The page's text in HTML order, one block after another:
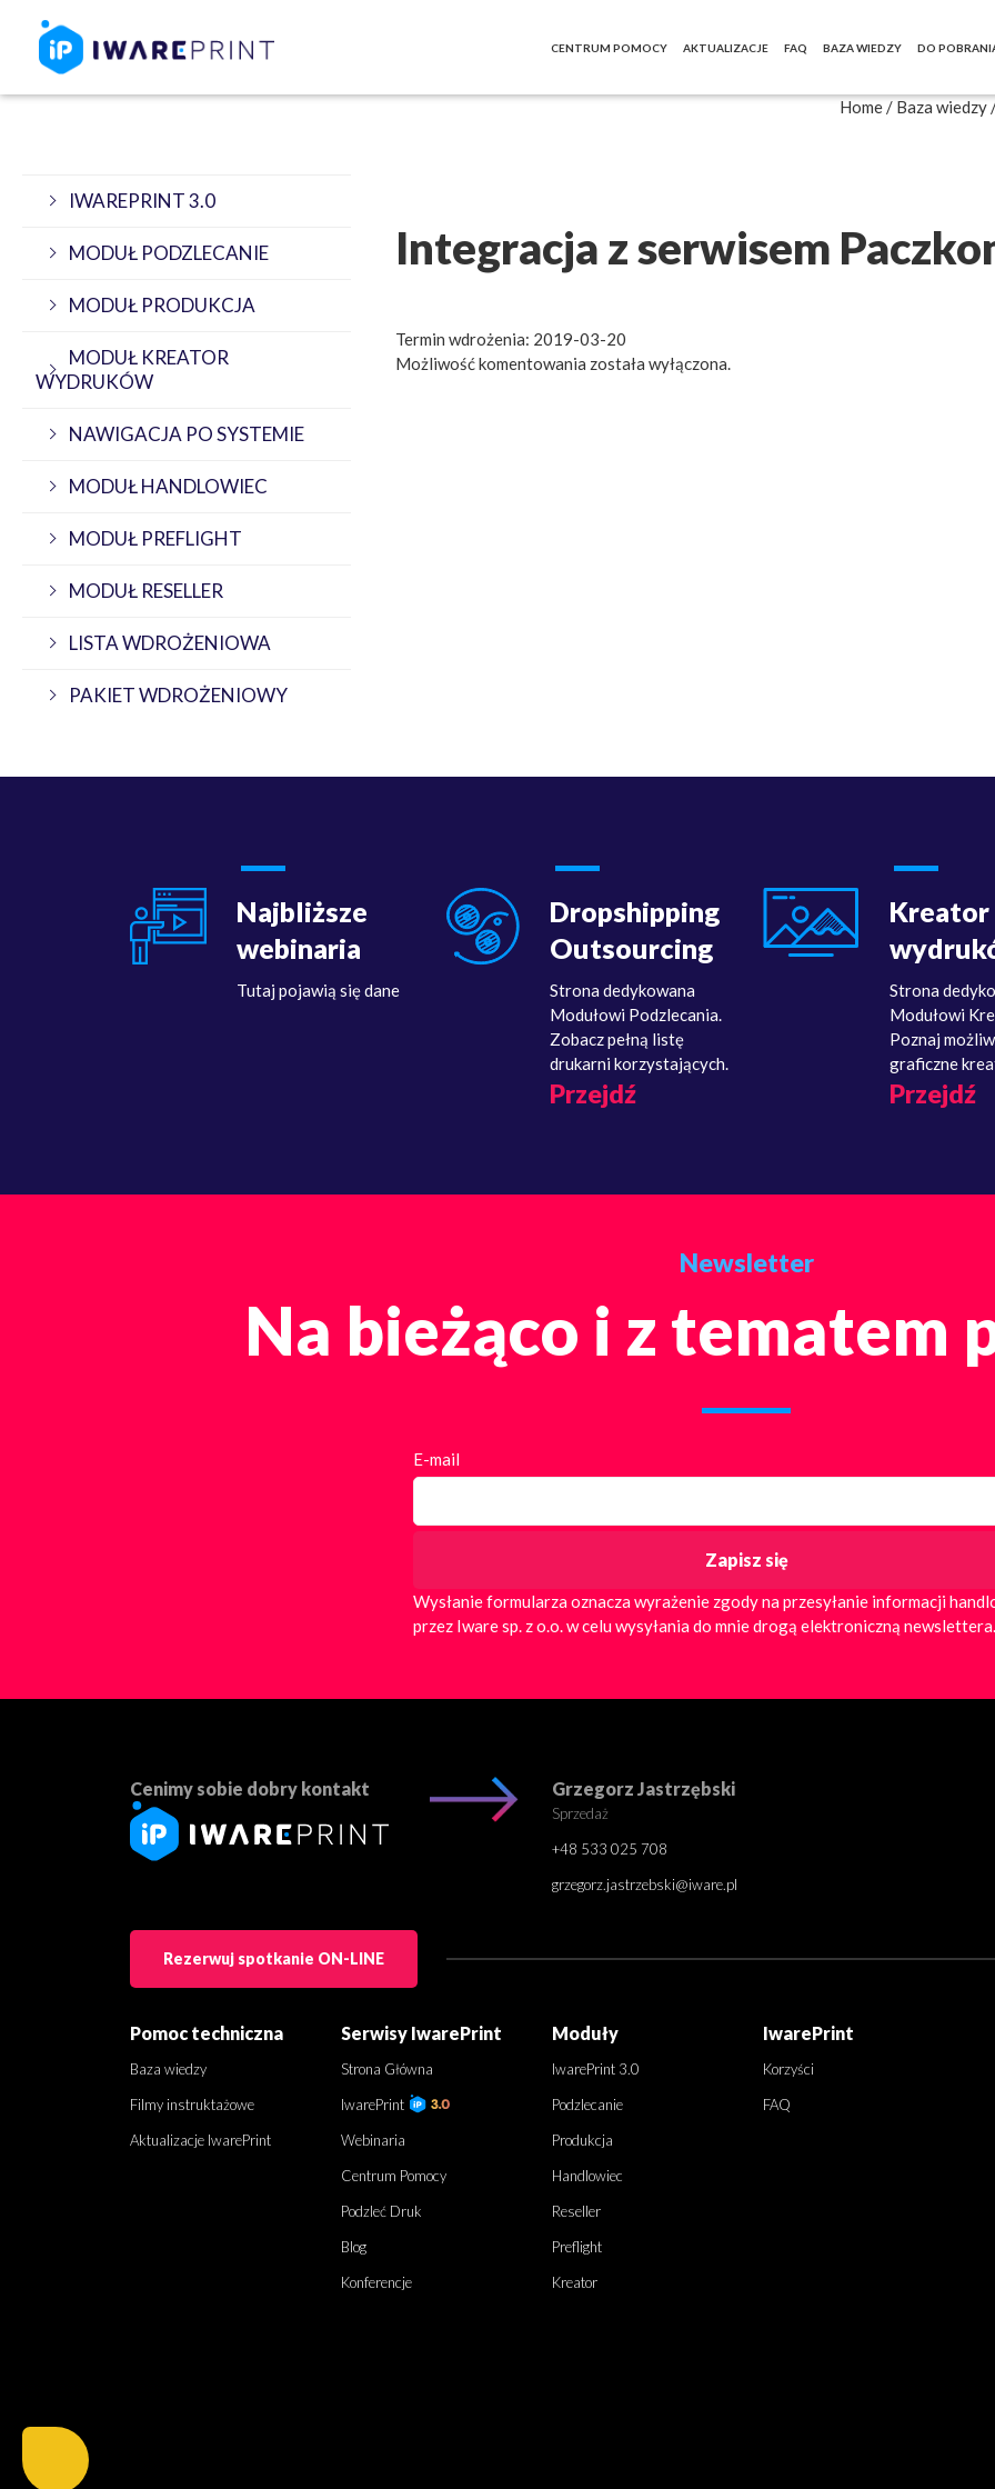
CENTRUM POMOCY AKTUALIZACJE FAQ BAZA WIEDZY DO
IWAREPRINT 3.0
MODUŁ PODZLECANIE
MODUŁ PRODUKCJA
MODUŁ KREATOR
WYDRUKÓW
NAWIGACJA PO SYSTEMIE
MODUŁ HANDLOWIEC
MODUŁ PREFLIGHT
MODUŁ RESELLER
LISTA WDROŻENIOWA
PAKIET WDROŻENIOWY
Home/ Baza wiedzy
Integracja z serwisem
Termin wdrożenia: 2019-03-20
Możliwość komentowania została wyłączona.
Najbliższe
webinaria
Tutaj pojawią się dane
Dropshipping
Outsourcing
Strona dedykowana
Modułowi Podzlecania.
Zobacz pełną listę
drukarni korzystających.
Przejdź
Kreator
Strona
Modułowi
Poznaj
graficzne
Przejdź
Newsletter
Na bieżąco i z tematem
E-mail
Wysłanie formularza oznacza wyrażenie zgody na przesyłanie informacji
przez Iware sp. z o.o. w celu wysyłania do mnie drogą elektroniczną newslettera.
Cenimy sobie dobry kontakt Grzegorz Jastrzębski
Sprzedaż
+48 533 025 708
grzegorz.jastrzebski@iware.pl
Rezerwuj spotkanie ON-LINE
Pomoc techniczna
Baza wiedzy
Filmy instruktażowe
Aktualizacje IwarePrint
Serwisy IwarePrint
Strona Główna
IwarePrint
Webinaria
Centrum Pomocy
Podzleć Druk
Blog
Konferencje
Moduły
IwarePrint 3.0
Podzlecanie
Produkcja
Handlowiec
Reseller
Preflight
Kreator
IwarePrint
Korzyści
FAQ